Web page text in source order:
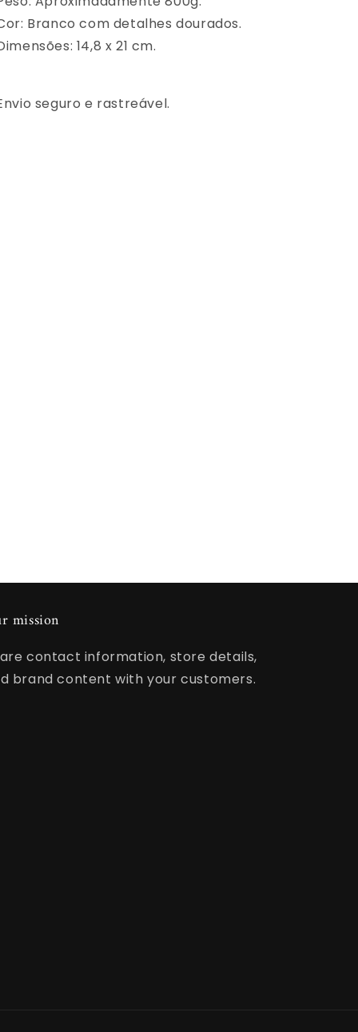
Branco com detalhes dourados.
14,8 x 21 cm.
seguro e rastreável.
mission
contact information, store details,
brand content with your customers.